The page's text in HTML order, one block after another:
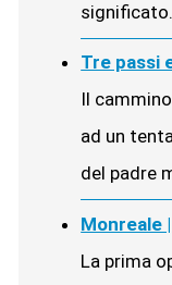
Tre passi
Il
ad un
del padre
Monreale
La prima